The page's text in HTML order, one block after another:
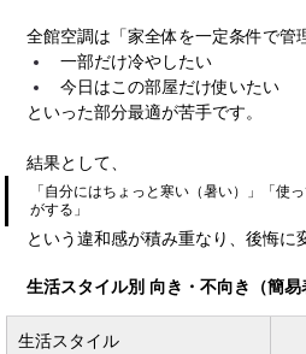
全館空調は「家全体を一定条件で管
一部だけ冷やしたい
今日はこの部屋だけ使いたい
といった部分最適が苦手です。
結果として、
「自分にはちょっと寒い（暑い）」「使
がする」
という違和感が積み重なり、後悔に
生活スタイル別 向き・不向き（簡易
生活スタイル